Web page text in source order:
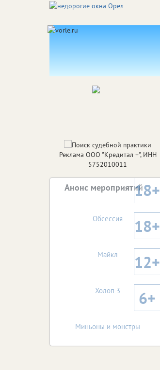
Реклама ООО "Кредитал +", ИНН
5752010011
Анонс мероприятий18+
Обсессия 18+
Майкл 12+
Холоп 3 6+
Миньоны и монстры